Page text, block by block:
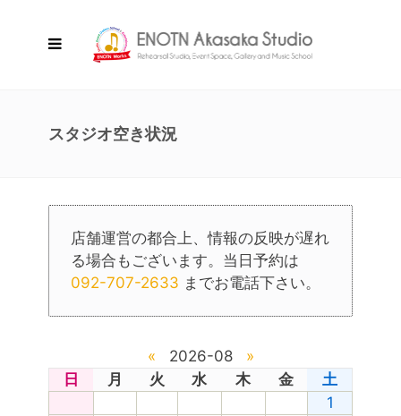
スタジオ空き状況
店舗運営の都合上、情報の反映が遅れ
る場合もございます。当日予約は
092-707-2633 までお電話下さい。
« 2026-08
»
日
月 火 水 木 金
土
1